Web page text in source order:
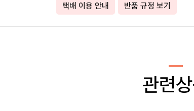
택배 이용 안내 반품 규정 보기
관련